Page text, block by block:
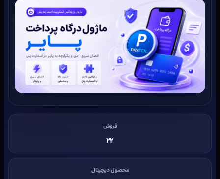
فروش
۲۲
محصول دیجیتال